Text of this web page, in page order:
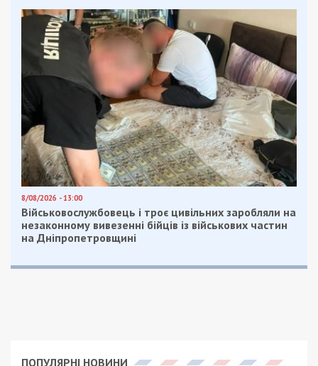
8/08/2026 - 13:00
Військовослужбовець і троє цивільних заробляли на
незаконному вивезенні бійців із військових частин
на Дніпропетровщині
ПОПУЛЯРНІ НОВИНИ